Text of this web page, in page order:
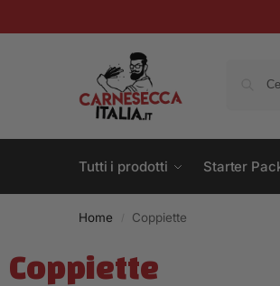
Tutti i prodotti Starter
Home Coppiette
Coppiette